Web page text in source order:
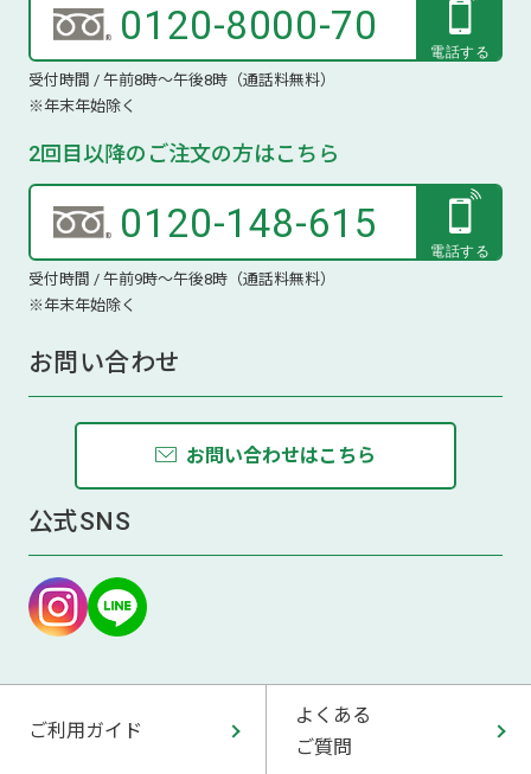
0120-8000-70
受付時間 / 午前8時～午後8時（通話料無料）
※年末年始除く
2回目以降のご注文の方はこちら
0120-148-615
受付時間 / 午前9時～午後8時（通話料無料）
※年末年始除く
お問い合わせ
お問い合わせはこちら
公式SNS
ご利用ガイド
よくある
ご質問